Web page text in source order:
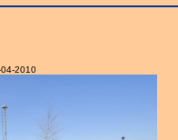
04-2010